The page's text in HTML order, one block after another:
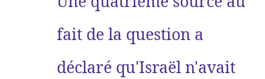
fait de la question a
déclaré qu'Israël n'avait